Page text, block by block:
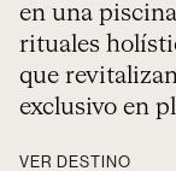
en una
rituales
que
exclusivo en
VER DESTINO